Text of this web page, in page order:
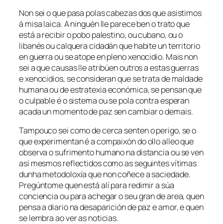
Non sei o que pasa polas cabezas dos que asistimos
á misa laica. A ninguén lle parece ben o trato que
está a recibir o pobo palestino, ou cubano, ou o
libanés ou calquera cidadán que habite un territorio
en guerra ou se atope en pleno xenocidio. Mais non
sei a que causas lle atribúen outros a estas guerras
e xenocidios, se consideran que se trata de maldade
humana ou de estratexia económica, se pensan que
o culpable é o sistema ou se pola contra esperan
acada un momento de paz sen cambiar o demais.
Tampouco sei como de cerca senten o perigo, se o
que experimentan é a compaixón do ollo alleo que
observa o sufrimento humano na distancia ou se ven
así mesmos reflectidos como as seguintes vítimas
dunha metodoloxía que non coñece a saciedade.
Pregúntome quen está alí para redimir a súa
conciencia ou para achegar o seu gran de area, quen
pensa a diario na desaparición de paz e amor, e quen
se lembra ao ver as noticias.